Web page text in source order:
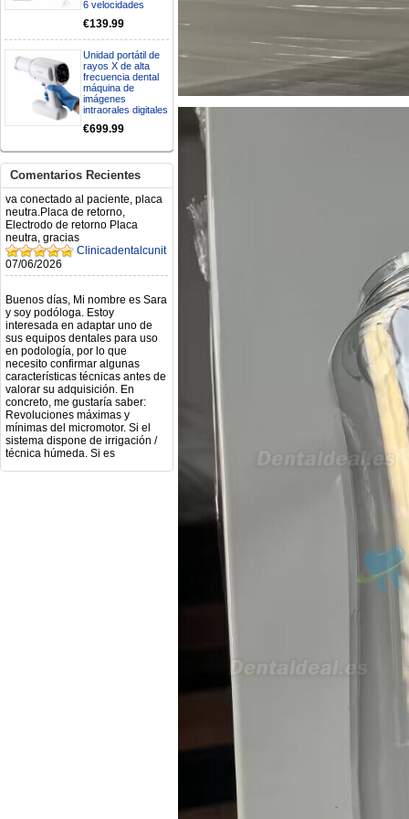
6 velocidades
€139.99
Unidad portátil de
rayos X de alta
frecuencia dental
máquina de
imágenes
intraorales digitales
€699.99
Comentarios Recientes
Mi formulario de pedido: S /
N.2026060712980804 ,
BUENOS DIAS CUANDO
RECIBIRE MI PEDIDO,
GRACIAS
clinicadentalcunit
11/06/2026
Hola buenos días respecto al
electróbisturí, quisiera saber si
tiene una "toma a tierra" lo que
va conectado al paciente, placa
neutra.Placa de retorno,
Electrodo de retorno Placa
neutra, gracias
Clinicadentalcunit
07/06/2026
y soy podóloga. Estoy
interesada en adaptar uno de
sus equipos dentales para uso
en podología, por lo que
necesito confirmar algunas
características técnicas antes de
valorar su adquisición. En
concreto, me gustaría saber:
Revoluciones máximas y
mínimas del micromotor. Si el
sistema dispone de irrigación /
técnica húmeda. Si es
compatible con mango recto
podología). Velocidad del